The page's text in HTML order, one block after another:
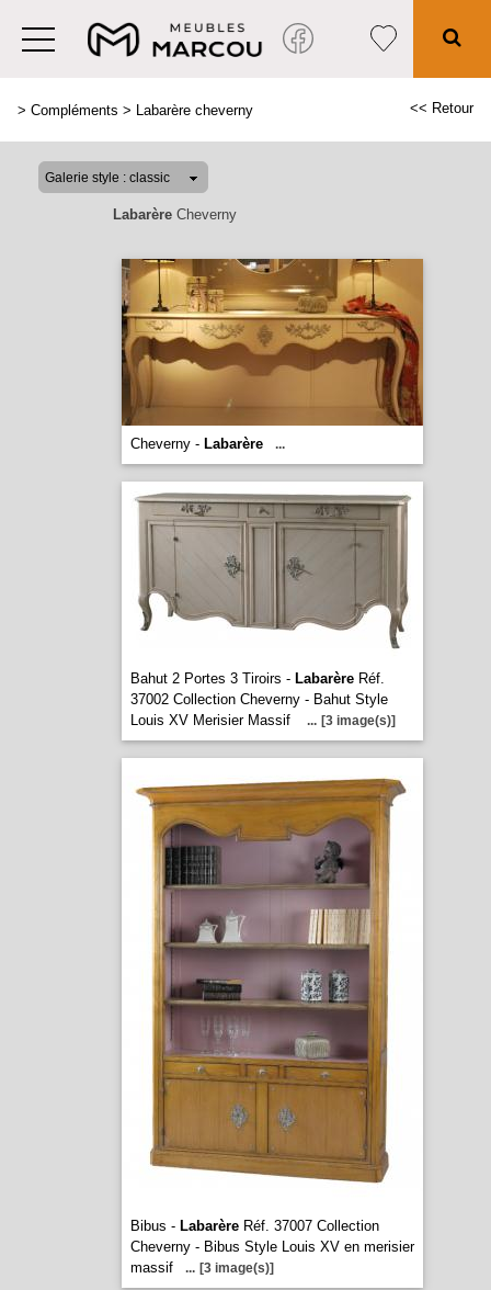
> Compléments > Labarère cheverny << Retour
LabarèreCheverny
Cheverny - Labarère ...
Bahut 2 Portes 3 Tiroirs - LabarèreRéf.
37002 Collection Cheverny - Bahut Style
Louis XV Merisier Massif
... [3 image(s)]
Bibus - LabarèreRéf. 37007 Collection
Cheverny - Bibus Style Louis XV en merisier
massif
... [3 image(s)]